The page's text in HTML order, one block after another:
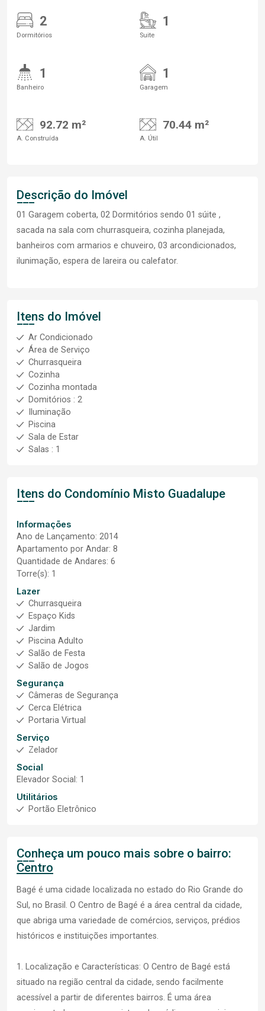
2
Dormitórios
1
Suite
1
Banheiro
1
Garagem
92.72 m²
A. Construída
70.44 m²
A. Útil
Descrição do Imóvel
01 Garagem coberta, 02 Dormitórios sendo 01 súite ,
sacada na sala com churrasqueira, cozinha planejada,
banheiros com armarios e chuveiro, 03 arcondicionados,
ilunimação, espera de lareira ou calefator.
Itens do Imóvel
Ar Condicionado
Área de Serviço
Churrasqueira
Cozinha
Cozinha montada
Domitórios : 2
Iluminação
Piscina
Sala de Estar
Salas : 1
Itens do Condomínio Misto Guadalupe
Informações
Ano de Lançamento: 2014
Apartamento por Andar: 8
Quantidade de Andares: 6
Torre(s): 1
Lazer
Churrasqueira
Espaço Kids
Jardim
Piscina Adulto
Salão de Festa
Salão de Jogos
Segurança
Câmeras de Segurança
Cerca Elétrica
Portaria Virtual
Serviço
Zelador
Social
Elevador Social: 1
Utilitários
Portão Eletrônico
Conheça um pouco mais sobre o bairro:
Centro
Bagé é uma cidade localizada no estado do Rio Grande do
Sul, no Brasil. O Centro de Bagé é a área central da cidade,
que abriga uma variedade de comércios, serviços, prédios
históricos e instituições importantes.
1. Localização e Características: O Centro de Bagé está
situado na região central da cidade, sendo facilmente
acessível a partir de diferentes bairros. É uma área